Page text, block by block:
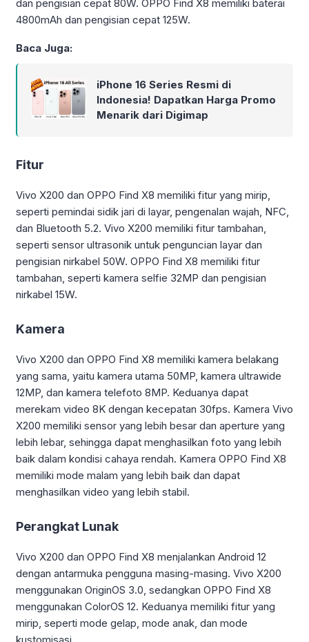
dan pengisian cepat 80W. OPPO Find X8 memiliki baterai
4800mAh dan pengisian cepat 125W.
Baca Juga:
iPhone 16 Series Resmi di
Indonesia! Dapatkan Harga Promo
Menarik dari Digimap
Fitur
Vivo X200 dan OPPO Find X8 memiliki fitur yang mirip,
seperti pemindai sidik jari di layar, pengenalan wajah, NFC,
dan Bluetooth 5.2. Vivo X200 memiliki fitur tambahan,
seperti sensor ultrasonik untuk penguncian layar dan
pengisian nirkabel 50W. OPPO Find X8 memiliki fitur
tambahan, seperti kamera selfie 32MP dan pengisian
nirkabel 15W.
Kamera
Vivo X200 dan OPPO Find X8 memiliki kamera belakang
yang sama, yaitu kamera utama 50MP, kamera ultrawide
12MP, dan kamera telefoto 8MP. Keduanya dapat
merekam video 8K dengan kecepatan 30fps. Kamera Vivo
X200 memiliki sensor yang lebih besar dan aperture yang
lebih lebar, sehingga dapat menghasilkan foto yang lebih
baik dalam kondisi cahaya rendah. Kamera OPPO Find X8
memiliki mode malam yang lebih baik dan dapat
menghasilkan video yang lebih stabil.
Perangkat Lunak
Vivo X200 dan OPPO Find X8 menjalankan Android 12
dengan antarmuka pengguna masing-masing. Vivo X200
menggunakan OriginOS 3.0, sedangkan OPPO Find X8
menggunakan ColorOS 12. Keduanya memiliki fitur yang
mirip, seperti mode gelap, mode anak, dan mode